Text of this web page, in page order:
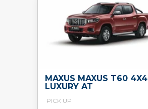
MAXUS MAXUS T60 4X4
LUXURY AT
PICK UP